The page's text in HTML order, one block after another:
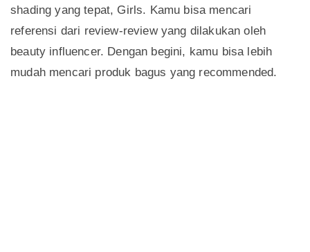
shading yang tepat, Girls. Kamu bisa mencari
referensi dari review-review yang dilakukan oleh
beauty influencer. Dengan begini, kamu bisa lebih
mudah mencari produk bagus yang recommended.